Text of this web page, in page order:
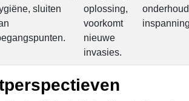
sluiten
oplossing,
voorkomt
nieuwe
invasies.